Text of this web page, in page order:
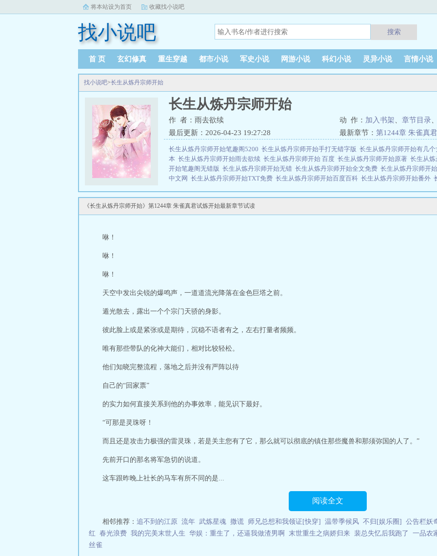
将本站设为首页 收藏找小说吧
找小说吧 搜索
首 页 玄幻修真 重生穿越 都市小说 军史小说 网游小说 科幻小说 灵异小说 言情小说
找小说吧>长生从炼丹宗师开始
长生从炼丹宗师开始
作 者：雨去欲续 动 作： 加入书架 章节目录
最后更新：2026-04-23 19:27:28
最新章节： 第1244章 朱雀真
长生从炼丹宗师开始笔趣阁5200 长生从炼丹宗师开始手打无错字版 长生从炼丹宗师开始有几个
本 长生从炼丹宗师开始雨去欲续 长生从炼丹宗师开始 百度 长生从炼丹宗师开始原著 长生从
开始笔趣阁无错版 长生从炼丹宗师开始无错 长生从炼丹宗师开始全文免费 长生从炼丹宗师开
中文网 长生从炼丹宗师开始TXT免费 长生从炼丹宗师开始百度百科 长生从炼丹宗师开始番外
丹宗师开始全文免费阅读长生从炼丹宗师开始好看吗长生从炼丹宗师开始全文免费阅读软件
炼丹宗师开始在线阅读免费长生从炼丹宗师开始无防盗
子书长生从炼丹宗师开始百科长生从炼丹宗师开始无错版长生从炼丹宗师开始免费阅读无弹
《长生从炼丹宗师开始》第1244章 朱雀真君试炼开始最新章节试读
咻！
咻！
咻！
天空中发出尖锐的爆鸣声，一道道流光降落在金色巨塔之前。
遁光散去，露出一个个宗门天骄的身影。
彼此脸上或是紧张或是期待，沉稳不语者有之，左右打量者频频。
唯有那些带队的化神大能们，相对比较轻松。
他们知晓完整流程，落地之后并没有严阵以待
自己的“回家票”
的实力如何直接关系到他的办事效率，能见识下最好。
“可那是灵珠呀！
而且还是攻击力极强的雷灵珠，若是关主您有了它，那么就可以彻底的镇住那些魔兽和那须弥国的人了。”
先前开口的那名将军急切的说道。
这车跟昨晚上社长的马车有所不同的是...
阅读全文
相邻推荐： 追不到的江原 流年 武炼星魂 撒谎 师兄总想和我领证[快穿] 温带季候风 不归[娱乐圈] 公告栏妖
红 春光浪费 我的完美末世人生 华娱：重生了，还逼我做渣男啊 末世重生之病娇归来 裴总失忆后我跑了 一品农
丝雀